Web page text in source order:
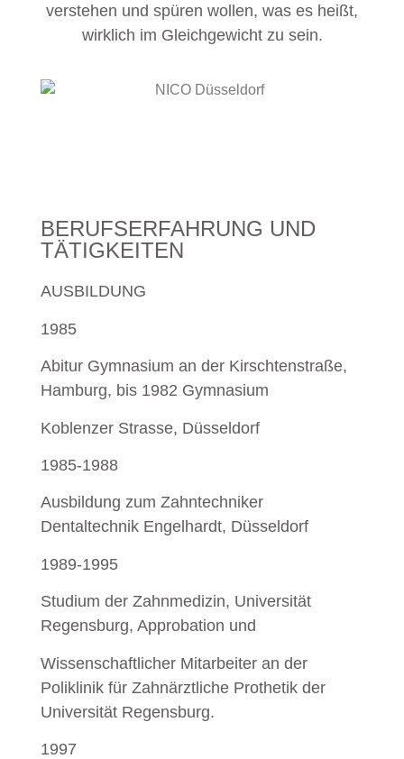
verstehen und spüren wollen, was es heißt,
wirklich im Gleichgewicht zu sein.
BERUFSERFAHRUNG UND
TÄTIGKEITEN
AUSBILDUNG
1985
Abitur Gymnasium an der Kirschtenstraße,
Hamburg, bis 1982 Gymnasium
Koblenzer Strasse, Düsseldorf
1985-1988
Ausbildung zum Zahntechniker
Dentaltechnik Engelhardt, Düsseldorf
1989-1995
Studium der Zahnmedizin, Universität
Regensburg, Approbation und
Wissenschaftlicher Mitarbeiter an der
Poliklinik für Zahnärztliche Prothetik der
Universität Regensburg.
1997